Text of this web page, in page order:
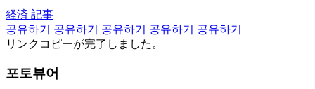
経済 記事
공유하기
공유하기 공유하기 공유하기
공유하기
リンクコピーが完了しました。
포토뷰어